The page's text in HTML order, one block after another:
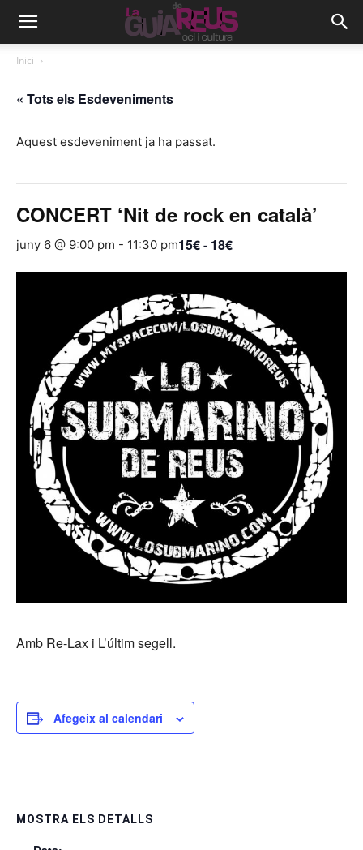
Inici
« Tots els Esdeveniments
Aquest esdeveniment ja ha passat.
CONCERT ‘Nit de rock en català’
juny 6 @ 9:00 pm - 11:30 pm15€ - 18€
Amb Re-Lax i L’últim segell.
Afegeix al calendari
MOSTRA ELS DETALLS